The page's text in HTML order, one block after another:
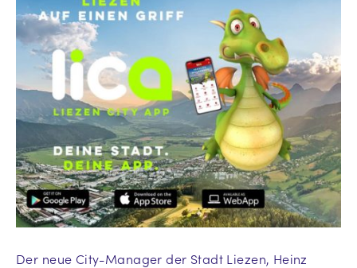
Der neue City-Manager der Stadt Liezen, Heinz